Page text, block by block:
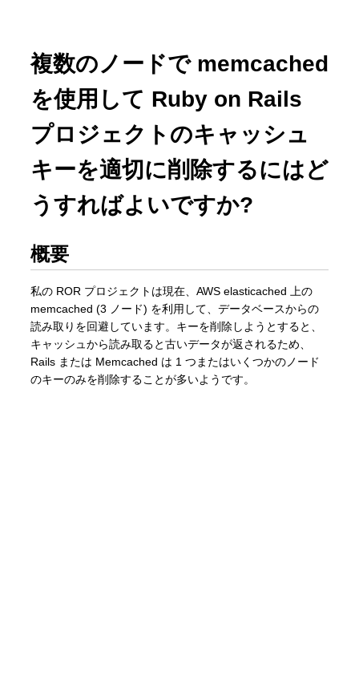
複数のノードで memcached
を使用して Ruby on Rails
プロジェクトのキャッシュ
キーを適切に削除するにはど
うすればよいですか?
概要
私の ROR プロジェクトは現在、AWS elasticached 上の
memcached (3 ノード) を利用して、データベースからの
読み取りを回避しています。キーを削除しようとすると、
キャッシュから読み取ると古いデータが返されるため、
Rails または Memcached は 1 つまたはいくつかのノード
のキーのみを削除することが多いようです。